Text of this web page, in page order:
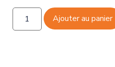
Ajouter au panier